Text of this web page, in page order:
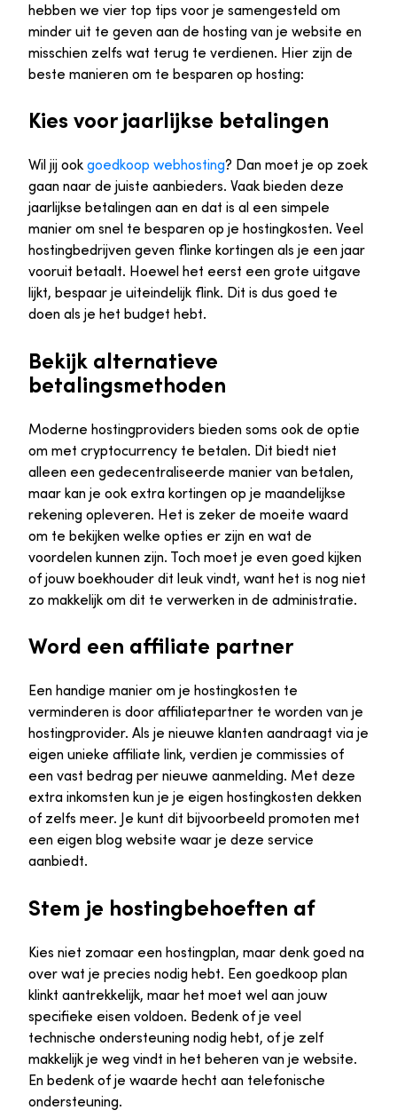
hebben we vier top tips voor je samengesteld om
minder uit te geven aan de hosting van je website en
misschien zelfs wat terug te verdienen. Hier zijn de
beste manieren om te besparen op hosting:
Kies voor jaarlijkse betalingen
Wil jij ookgoedkoop webhosting? Dan moet je op zoek
gaan naar de juiste aanbieders. Vaak bieden deze
jaarlijkse betalingen aan en dat is al een simpele
manier om snel te besparen op je hostingkosten. Veel
hostingbedrijven geven flinke kortingen als je een jaar
vooruit betaalt. Hoewel het eerst een grote uitgave
lijkt, bespaar je uiteindelijk flink. Dit is dus goed te
doen als je het budget hebt.
Bekijk alternatieve
betalingsmethoden
Moderne hostingproviders bieden soms ook de optie
om met cryptocurrency te betalen. Dit biedt niet
alleen een gedecentraliseerde manier van betalen,
maar kan je ook extra kortingen op je maandelijkse
rekening opleveren. Het is zeker de moeite waard
om te bekijken welke opties er zijn en wat de
voordelen kunnen zijn. Toch moet je even goed kijken
of jouw boekhouder dit leuk vindt, want het is nog niet
zo makkelijk om dit te verwerken in de administratie.
Word een affiliate partner
Een handige manier om je hostingkosten te
verminderen is door affiliatepartner te worden van je
hostingprovider. Als je nieuwe klanten aandraagt via je
eigen unieke affiliate link, verdien je commissies of
een vast bedrag per nieuwe aanmelding. Met deze
extra inkomsten kun je je eigen hostingkosten dekken
of zelfs meer. Je kunt dit bijvoorbeeld promoten met
een eigen blog website waar je deze service
aanbiedt.
Stem je hostingbehoeften af
Kies niet zomaar een hostingplan, maar denk goed na
over wat je precies nodig hebt. Een goedkoop plan
klinkt aantrekkelijk, maar het moet wel aan jouw
specifieke eisen voldoen. Bedenk of je veel
technische ondersteuning nodig hebt, of je zelf
makkelijk je weg vindt in het beheren van je website.
En bedenk of je waarde hecht aan telefonische
ondersteuning.